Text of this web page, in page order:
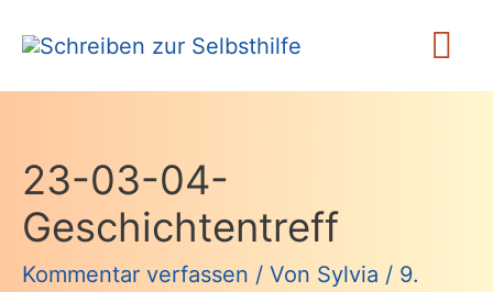
Inhalt
springen
23-03-04-
Geschichtentreff
Kommentar verfassen / Von Sylvia / 9.